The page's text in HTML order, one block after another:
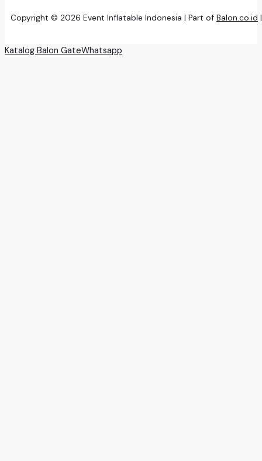
Copyright © 2026 Event Inflatable Indonesia | Part of Balon.co.id
Katalog Balon GateWhatsapp